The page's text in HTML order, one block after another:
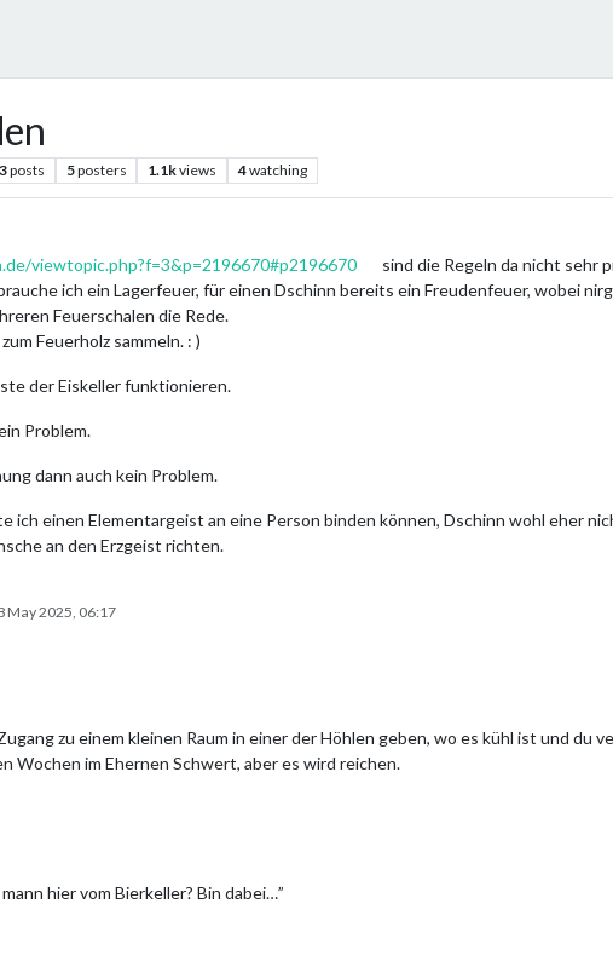
posts 5posters 1.1kviews 4watching
viewtopic.php?f=3&p=2196670#p2196670
sind die Regeln da nicht sehr
ich ein Lagerfeuer, für einen Dschinn bereits ein Freudenfeuer, wobei
Feuerschalen die Rede.
Feuerholz sammeln. : )
der Eiskeller funktionieren.
Problem.
dann auch kein Problem.
ich einen Elementargeist an eine Person binden können, Dschinn wohl eher
an den Erzgeist richten.
May 2025, 06:17
zu einem kleinen Raum in einer der Höhlen geben, wo es kühl ist und du
Wochen im Ehernen Schwert, aber es wird reichen.
hier vom Bierkeller? Bin dabei…”